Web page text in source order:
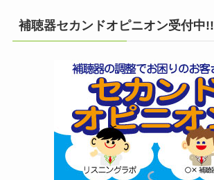
補聴器セカンドオピニオン受付中!!